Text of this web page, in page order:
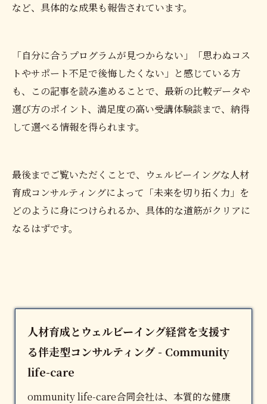
など、具体的な成果も報告されています。
「自分に合うプログラムが見つからない」「思わぬコス
トやサポート不足で後悔したくない」と感じている方
も、この記事を読み進めることで、最新の比較データや
選び方のポイント、満足度の高い受講体験談まで、納得
して選べる情報を得られます。
最後までご覧いただくことで、ウェルビーイングな人材
育成コンサルティングによって「未来を切り拓く力」を
どのように身につけられるか、具体的な道筋がクリアに
なるはずです。
人材育成とウェルビーイング経営を支援す
る伴走型コンサルティング - Community
life-care
ommunity life-care合同会社は、本質的な健康